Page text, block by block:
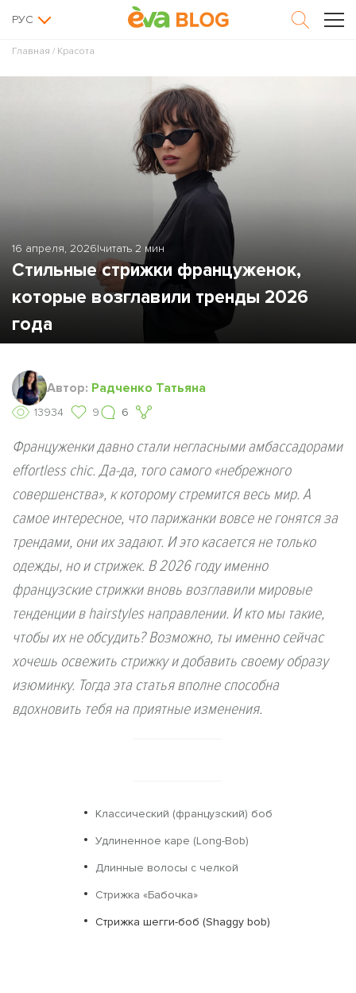
РУС
Главная / Красота
16 апреля, 2026|читать 2 мин
Стильные стрижки француженок,
которые возглавили тренды 2026
года
Автор: Радченко Татьяна
13934 9 6
Француженки давно стали негласными амбассадорами
effortless chic. Да-да, того самого «небрежного
совершенства», к которому стремится весь мир. А
самое интересное, что парижанки вовсе не гонятся за
трендами, они их задают. И это касается не только
одежды, но и стрижек. В 2026 году именно
французские стрижки вновь возглавили мировые
тенденции в hairstyles направлении. И кто мы такие,
чтобы их не обсудить? Возможно, ты именно сейчас
хочешь освежить стрижку и добавить своему образу
изюминку. Тогда эта статья вполне способна
вдохновить тебя на приятные изменения.
Классический (французский) боб
Удлиненное каре (Long-Bob)
Длинные волосы с челкой
Стрижка «Бабочка»
Стрижка шегги-боб (Shaggy bob)